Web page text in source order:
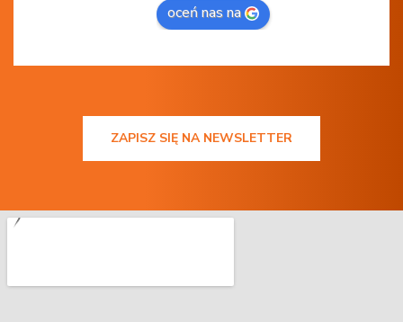
oceń nas na
ZAPISZ SIĘ NA NEWSLETTER